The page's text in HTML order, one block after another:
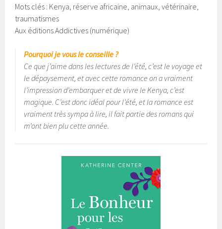
Mots clés : Kenya, réserve africaine, animaux, vétérinaire,
traumatismes
Aux éditions Addictives (numérique)
Pourquoi je vous le conseille ?
Ce que j’aime dans les lectures de l’été, c’est le voyage et
le dépaysement, et avec cette romance on a vraiment
l’impression d’embarquer et de vivre le Kenya, c’est
magique. C’est donc idéal pour l’été, et la romance est
vraiment très sympa à lire, il fait partie des romans qui
m’ont bien plu cette année.